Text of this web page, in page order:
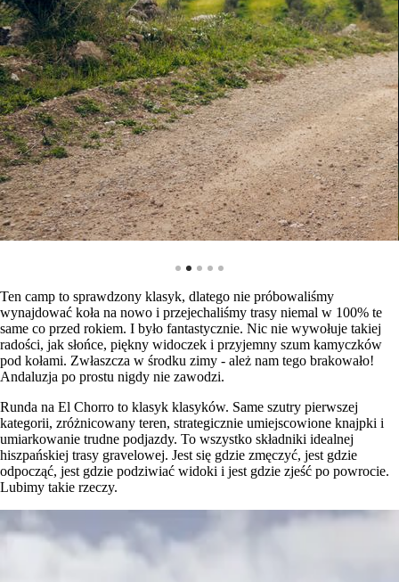
Ten camp to sprawdzony klasyk, dlatego nie próbowaliśmy
wynajdować koła na nowo i przejechaliśmy trasy niemal w 100% te
same co przed rokiem. I było fantastycznie. Nic nie wywołuje takiej
radości, jak słońce, piękny widoczek i przyjemny szum kamyczków
pod kołami. Zwłaszcza w środku zimy - ależ nam tego brakowało!
Andaluzja po prostu nigdy nie zawodzi.
Runda na El Chorro to klasyk klasyków. Same szutry pierwszej
kategorii, zróżnicowany teren, strategicznie umiejscowione knajpki i
umiarkowanie trudne podjazdy. To wszystko składniki idealnej
hiszpańskiej trasy gravelowej. Jest się gdzie zmęczyć, jest gdzie
odpocząć, jest gdzie podziwiać widoki i jest gdzie zjeść po powrocie.
Lubimy takie rzeczy.